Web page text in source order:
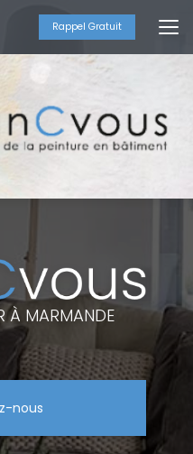
Rappel Gratuit
À MARMANDE
nous